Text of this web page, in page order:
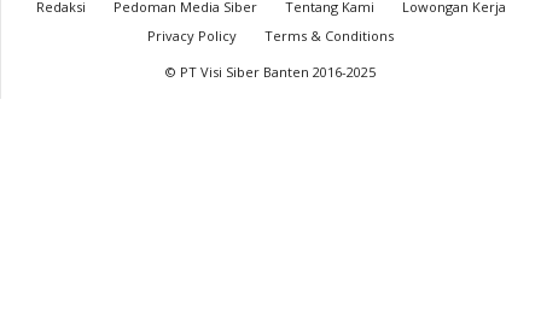
Redaksi Pedoman Media Siber Tentang Kami
Lowongan Kerja
Privacy Policy
Terms & Conditions
© PT Visi Siber Banten 2016-2025